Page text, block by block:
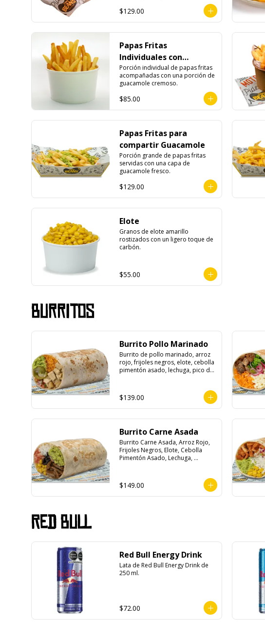
$129.00
Papas Fritas
Individuales con
Guacamole
Porción individual de papas fritas
acompañadas con una porción de
guacamole cremoso.
$85.00
Papas Fritas para
compartir Guacamole
Porción grande de papas fritas
servidas con una capa de
guacamole fresco.
$129.00
Elote
Granos de elote amarillo
rostizados con un ligero toque de
carbón.
$55.00
Burritos
Burrito Pollo Marinado
Burrito de pollo marinado, arroz
rojo, frijoles negros, elote, cebolla
pimentón asado, lechuga, pico de
$139.00
Burrito Carne Asada
Burrito Carne Asada, Arroz Rojo,
Frijoles Negros, Elote, Cebolla
Pimentón Asado, Lechuga,
$149.00
Red Bull
Red Bull Energy Drink
Lata de Red Bull Energy Drink de
250 ml.
$72.00